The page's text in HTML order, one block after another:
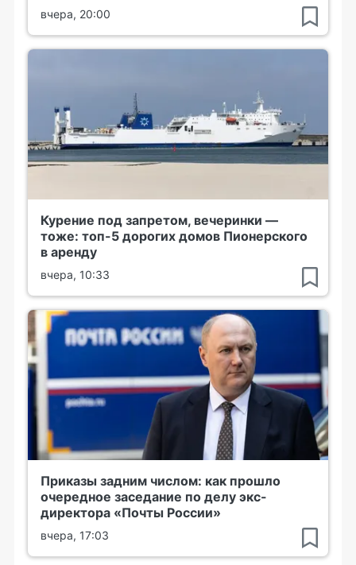
вчера, 20:00
Курение под запретом, вечеринки —
тоже: топ-5 дорогих домов Пионерского
в аренду
вчера, 10:33
Приказы задним числом: как прошло
очередное заседание по делу экс-
директора «Почты России»
вчера, 17:03